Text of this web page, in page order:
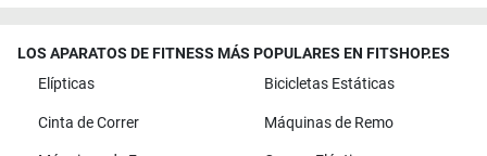
LOS APARATOS DE FITNESS MÁS POPULARES EN FITSHOP.ES
Elípticas
Bicicletas Estáticas
Cinta de Correr Máquinas de Remo